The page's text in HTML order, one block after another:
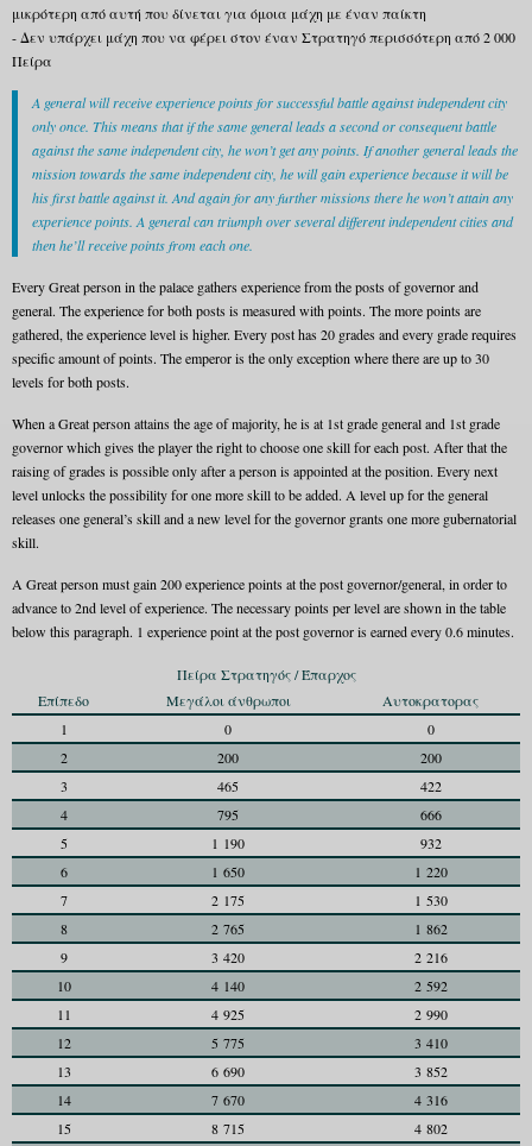
μικρότερη από αυτή που δίνεται για όμοια μάχη με έναν παίκτη
- Δεν υπάρχει μάχη που να φέρει στον έναν Στρατηγό περισσότερη από 2 000
Πείρα
A general will receive experience points for successful battle against independent city
only once. This means that if the same general leads a second or consequent battle
against the same independent city, he won’t get any points. If another general leads the
mission towards the same independent city, he will gain experience because it will be
his first battle against it. And again for any further missions there he won’t attain any
experience points. A general can triumph over several different independent cities and
then he’ll receive points from each one.
Every Great person in the palace gathers experience from the posts of governor and
general. The experience for both posts is measured with points. The more points are
gathered, the experience level is higher. Every post has 20 grades and every grade requires
specific amount of points. The emperor is the only exception where there are up to 30
levels for both posts.
When a Great person attains the age of majority, he is at 1st grade general and 1st grade
governor which gives the player the right to choose one skill for each post. After that the
raising of grades is possible only after a person is appointed at the position. Every next
level unlocks the possibility for one more skill to be added. A level up for the general
releases one general’s skill and a new level for the governor grants one more gubernatorial
skill.
A Great person must gain 200 experience points at the post governor/general, in order to
advance to 2nd level of experience. The necessary points per level are shown in the table
below this paragraph. 1 experience point at the post governor is earned every 0.6 minutes.
Πείρα Στρατηγός / Έπαρχος
Επίπεδο
Μεγάλοι άνθρωποι
Αυτοκρατορας
1
0
0
2
200
200
3
465
422
4
795
666
5
1 190
932
6
1 650
1 220
7
2 175
1 530
8
2 765
1 862
9
3 420
2 216
10
4 140
2 592
11
4 925
2 990
12
5 775
3 410
13
6 690
3 852
14
7 670
4 316
15
8 715
4 802